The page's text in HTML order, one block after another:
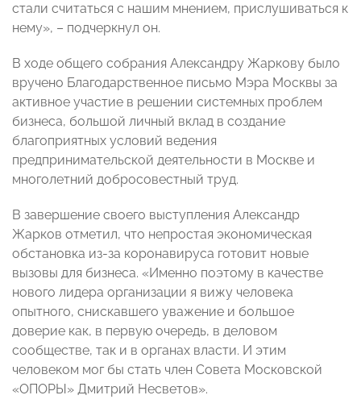
стали считаться с нашим мнением, прислушиваться к
нему», – подчеркнул он.
В ходе общего собрания Александру Жаркову было
вручено Благодарственное письмо Мэра Москвы за
активное участие в решении системных проблем
бизнеса, большой личный вклад в создание
благоприятных условий ведения
предпринимательской деятельности в Москве и
многолетний добросовестный труд.
В завершение своего выступления Александр
Жарков отметил, что непростая экономическая
обстановка из-за коронавируса готовит новые
вызовы для бизнеса. «Именно поэтому в качестве
нового лидера организации я вижу человека
опытного, снискавшего уважение и большое
доверие как, в первую очередь, в деловом
сообществе, так и в органах власти. И этим
человеком мог бы стать член Совета Московской
«ОПОРЫ» Дмитрий Несветов».